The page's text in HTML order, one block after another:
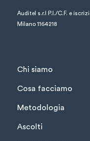
Auditel s.r.l P.I./C.F. e
Milano 1164218
Chi siamo
Cosa facciamo
Metodologia
Ascolti